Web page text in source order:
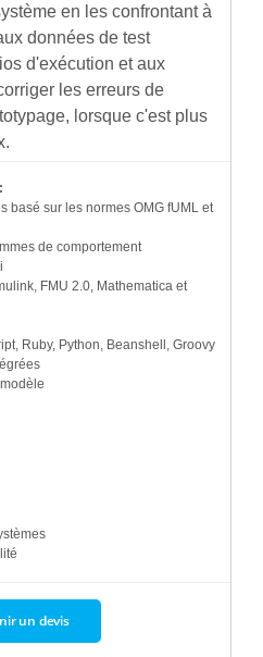
en les confrontant à
données de test
d'exécution et aux
les erreurs de
lorsque c'est plus
basé sur les normes OMG fUML et
de comportement
FMU 2.0, Mathematica et
Ruby, Python, Beanshell, Groovy
un devis